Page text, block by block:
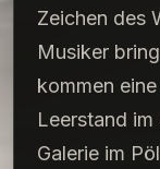
Zeichen des
Musiker
kommen
Leerstand
Galerie im